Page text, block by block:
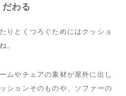
わる
りとくつろぐためにはクッショ
。
ムやチェアの素材が屋外に出し
ションそのものや、ソファーの